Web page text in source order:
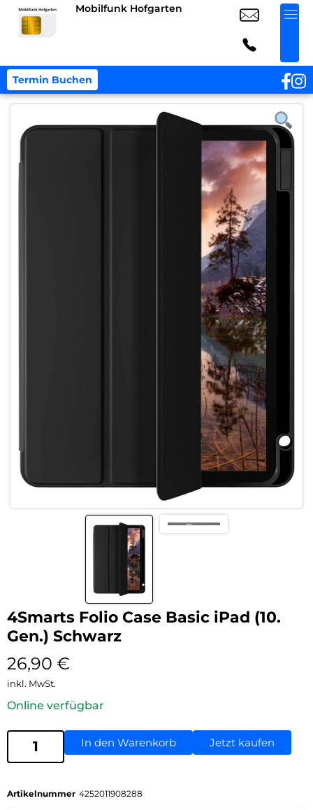
Mobilfunk Hofgarten
Termin Buchen
4Smarts Folio Case Basic iPad (10.
Gen.) Schwarz
26,90 €
inkl. MwSt.
Online verfügbar
In den Warenkorb Jetzt kaufen
Artikelnummer 4252011908288